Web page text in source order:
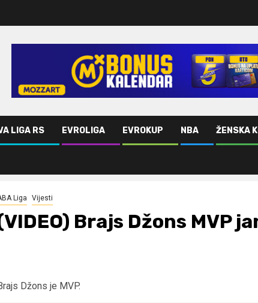
LIGA RS EVROLIGA EVROKUP NBA ŽENSKA
Liga Vijesti
Brajs Džons MVP
Džons je MVP.